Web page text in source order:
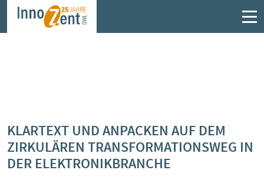
KLARTEXT UND ANPACKEN AUF DEM
ZIRKULÄREN TRANSFORMATIONSWEG IN
DER ELEKTRONIKBRANCHE
Mittelstand
LEGO Serious Play®
Ce:FIRe
Angebote
ElektronikForum OWL
Erfahrungsaustausch "Industrielle